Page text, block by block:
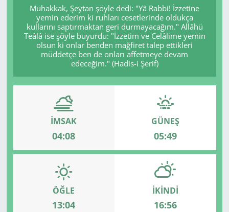
Muhakkak, Şeytan şöyle dedi: "Yâ Rabbi! İzzetine
yemin ederim ki ruhları cesetlerinde oldukça
kullarını saptırmaktan geri durmayacağım." Allâhü
Teâlâ ise şöyle buyurdu: "İzzetim ve Celâlime yemin
olsun ki onlar benden mağfiret talep ettikleri
müddetçe ben de onları affetmeye devam
edeceğim." (Hadis-i Şerif)
İMSAK
04:08
GÜNEŞ
05:49
ÖĞLE
13:04
İKINDI
16:56
GÜNDEM
HABERDE İNSAN
KÜLTÜR SANAT
MAGAZİN
POLİTİKA
RESMİ İLANLAR
SAĞLIK
SİYASET